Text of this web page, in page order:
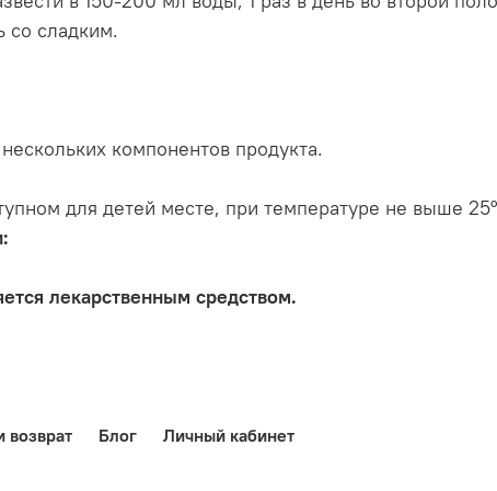
со сладким.
компонентов продукта.
для детей месте, при температуре не выше
лекарственным средством.
Блог Личный кабинет